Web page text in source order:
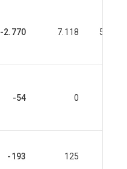
-2.770 7.118 5.357
-54 0
-193 125